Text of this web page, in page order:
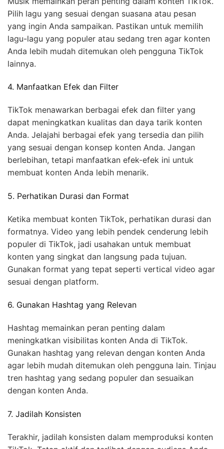
Pilih lagu yang sesuai dengan suasana atau pesan
yang ingin Anda sampaikan. Pastikan untuk memilih
lagu-lagu yang populer atau sedang tren agar konten
Anda lebih mudah ditemukan oleh pengguna TikTok
lainnya.
4. Manfaatkan Efek dan Filter
TikTok menawarkan berbagai efek dan filter yang
dapat meningkatkan kualitas dan daya tarik konten
Anda. Jelajahi berbagai efek yang tersedia dan pilih
yang sesuai dengan konsep konten Anda. Jangan
berlebihan, tetapi manfaatkan efek-efek ini untuk
membuat konten Anda lebih menarik.
5. Perhatikan Durasi dan Format
Ketika membuat konten TikTok, perhatikan durasi dan
formatnya. Video yang lebih pendek cenderung lebih
populer di TikTok, jadi usahakan untuk membuat
konten yang singkat dan langsung pada tujuan.
Gunakan format yang tepat seperti vertical video agar
sesuai dengan platform.
6. Gunakan Hashtag yang Relevan
Hashtag memainkan peran penting dalam
meningkatkan visibilitas konten Anda di TikTok.
Gunakan hashtag yang relevan dengan konten Anda
agar lebih mudah ditemukan oleh pengguna lain. Tinjau
tren hashtag yang sedang populer dan sesuaikan
dengan konten Anda.
7. Jadilah Konsisten
Terakhir, jadilah konsisten dalam memproduksi konten